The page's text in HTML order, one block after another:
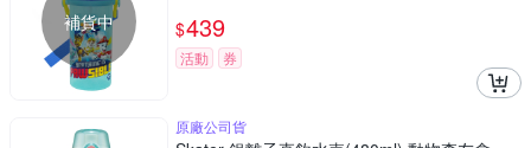
補貨中 $439
活動 券
原廠公司貨